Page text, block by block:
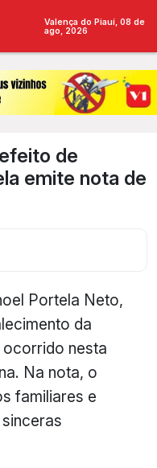
Valença do Piauí, 08 de
ago, 2026
de
emite nota de
Portela Neto,
da
nesta
Na nota, o
familiares e